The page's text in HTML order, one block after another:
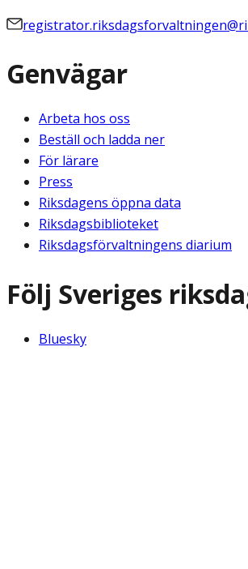
Genvägar
Arbeta hos oss
Beställ och ladda ner
För lärare
Press
Riksdagens öppna data
Riksdagsbiblioteket
Riksdagsförvaltningens diarium
Följ Sveriges
Bluesky